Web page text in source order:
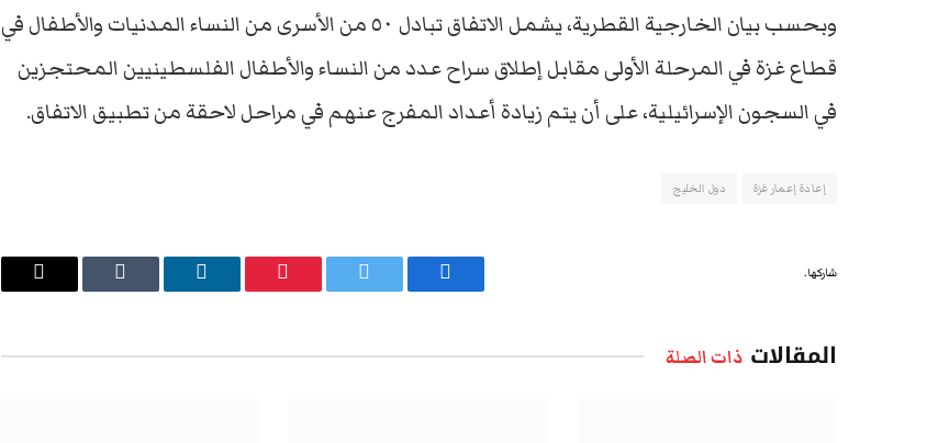
وبحسب بيان الخارجية القطرية، يشمل الاتفاق تبادل ٥٠ من الأسرى من النساء المدنيات والأطفال في
قطاع غزة في المرحلة الأولى مقابل إطلاق سراح عدد من النساء والأطفال الفلسطينيين المحتجزين
في السجون الإسرائيلية، على أن يتم زيادة أعداد المفرج عنهم في مراحل لاحقة من تطبيق الاتفاق.
إعادة إعمار غزة دول الخليج
شاركها.
فيسبوك تويتر بينتيريست لينكدإن Tumblr
البريد
المقالات ذات الصلة